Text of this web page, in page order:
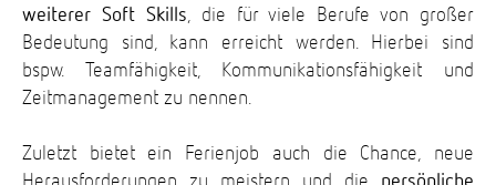
weiterer Soft Skills, die für viele Berufe von großer
Bedeutung sind, kann erreicht werden. Hierbei sind
bspw. Teamfähigkeit, Kommunikationsfähigkeit und
Zeitmanagement zu nennen.
Zuletzt bietet ein Ferienjob auch die Chance, neue